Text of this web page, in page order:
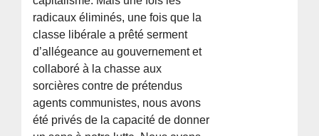
radicaux éliminés, une fois que la
classe libérale a prêté serment
d’allégeance au gouvernement et
collaboré à la chasse aux
sorcières contre de prétendus
agents communistes, nous avons
été privés de la capacité de donner